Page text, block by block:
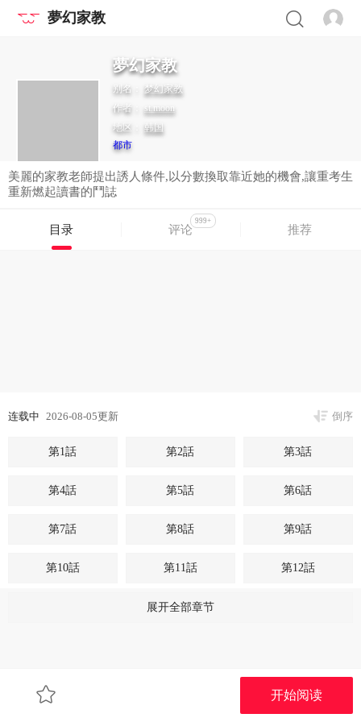
夢幻家教
夢幻家教
别名： 梦幻家教
作者： st.moon
地区： 韩国
都市
美麗的家教老師提出誘人條件,以分數換取靠近她的機會,讓重考生
重新燃起讀書的鬥誌
目录 评论
999+
推荐
连载中 2026-08-05更新 倒序
第1話 第2話 第3話
第4話 第5話 第6話
第7話 第8話 第9話
第10話 第11話 第12話
开始阅读
展开全部章节